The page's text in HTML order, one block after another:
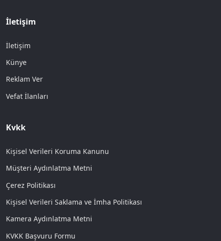
İletişim
İletişim
Künye
Reklam Ver
Vefat İlanları
Kvkk
Kişisel Verileri Koruma Kanunu
Müşteri Aydınlatma Metni
Çerez Politikası
Kişisel Verileri Saklama ve İmha Politikası
Kamera Aydınlatma Metni
KVKK Başvuru Formu